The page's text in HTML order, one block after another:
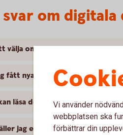
om
välja om jag vill ta emot
fått nya dokument?
läsa de digitala dokumenten i
jag engagemangsbesked?
Vi använder
webbplatsen ska
förbättrar din